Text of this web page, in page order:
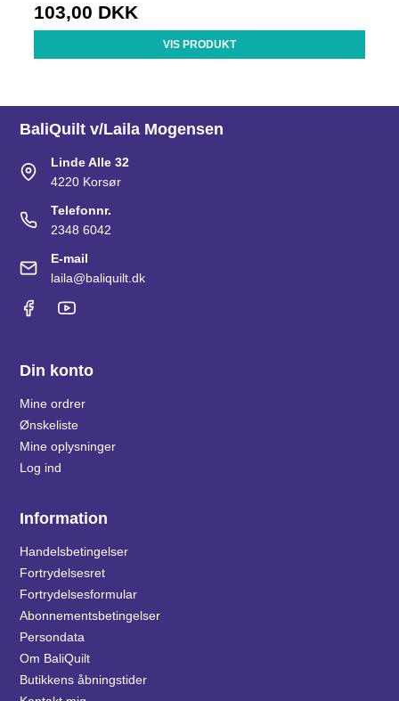
103,00 DKK
VIS PRODUKT
BaliQuilt v/Laila Mogensen
Linde Alle 32
4220 Korsør
Telefonnr.
2348 6042
E-mail
laila@baliquilt.dk
Din konto
Mine ordrer
Ønskeliste
Mine oplysninger
Log ind
Information
Handelsbetingelser
Fortrydelsesret
Fortrydelsesformular
Abonnementsbetingelser
Persondata
Om BaliQuilt
Butikkens åbningstider